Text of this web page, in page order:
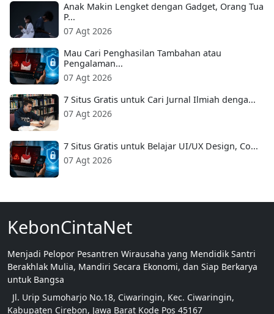
Anak Makin Lengket dengan Gadget, Orang Tua
P...
07 Agt 2026
Mau Cari Penghasilan Tambahan atau
Pengalaman...
07 Agt 2026
7 Situs Gratis untuk Cari Jurnal Ilmiah denga...
07 Agt 2026
7 Situs Gratis untuk Belajar UI/UX Design, Co...
07 Agt 2026
KebonCintaNet
Menjadi Pelopor Pesantren Wirausaha yang Mendidik Santri
Berakhlak Mulia, Mandiri Secara Ekonomi, dan Siap Berkarya
untuk Bangsa
Jl. Urip Sumoharjo No.18, Ciwaringin, Kec. Ciwaringin,
Kabupaten Cirebon, Jawa Barat Kode Pos 45167